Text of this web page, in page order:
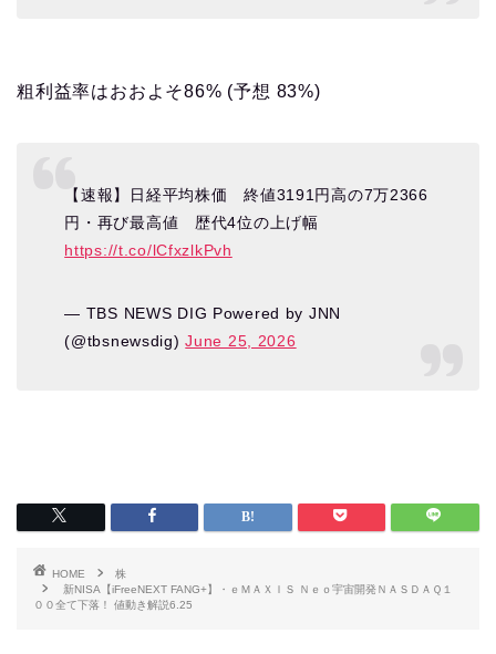
粗利益率はおおよそ86% (予想 83%)
【速報】日経平均株価 終値3191円高の7万2366
円・再び最高値 歴代4位の上げ幅
https://t.co/lCfxzlkPvh
— TBS NEWS DIG Powered by JNN
(@tbsnewsdig)June 25, 2026
HOME
株
新NISA【iFreeNEXT FANG+】・ｅＭＡＸＩＳ Ｎｅｏ宇宙開発ＮＡＳＤＡＱ１
００全て下落！ 値動き解説6.25